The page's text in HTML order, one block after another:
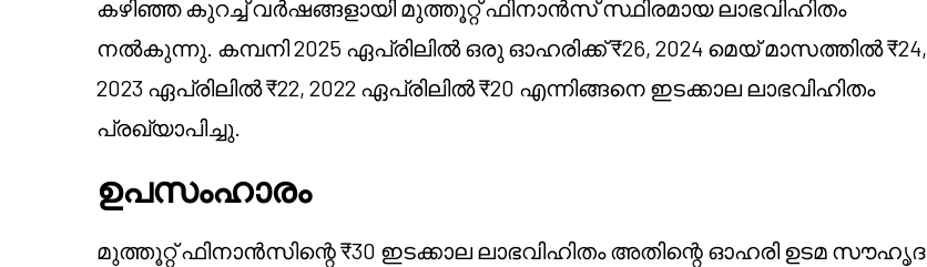
കഴിഞ്ഞ കുറച്ച് വർഷങ്ങളായി മുത്തൂറ്റ് ഫിനാൻസ് സ്ഥിരമായ ലാഭവിഹിതം
നൽകുന്നു. കമ്പനി 2025 ഏപ്രിലിൽ ഒരു ഓഹരിക്ക് ₹26, 2024 മെയ് മാസത്തിൽ ₹24,
2023 ഏപ്രിലിൽ ₹22, 2022 ഏപ്രിലിൽ ₹20 എന്നിങ്ങനെ ഇടക്കാല ലാഭവിഹിതം
പ്രഖ്യാപിച്ചു.
ഉപസംഹാരം
മുത്തൂറ്റ് ഫിനാൻസിന്റെ ₹30 ഇടക്കാല ലാഭവിഹിതം അതിന്റെ ഓഹരി ഉടമ സൗഹൃദ